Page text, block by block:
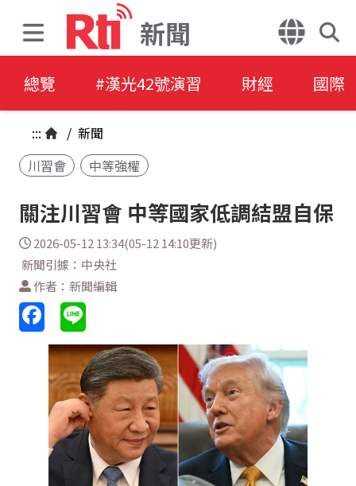
新聞
總覽 #漢光42號演習 財經 國際
::: / 新聞
川習會
中等強權
關注川習會 中等國家低調結盟自保
2026-05-12 13:34(05-12 14:10更新)
新聞引據：中央社
作者：新聞編輯